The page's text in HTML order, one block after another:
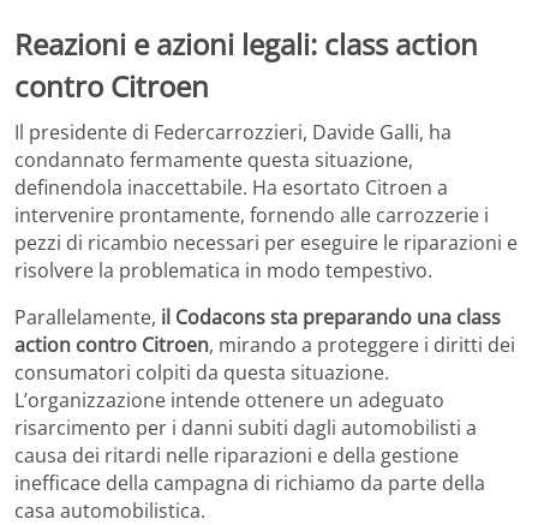
Reazioni e azioni legali: class action
contro Citroen
Il presidente di Federcarrozzieri, Davide Galli, ha
condannato fermamente questa situazione,
definendola inaccettabile. Ha esortato Citroen a
intervenire prontamente, fornendo alle carrozzerie i
pezzi di ricambio necessari per eseguire le riparazioni e
risolvere la problematica in modo tempestivo.
Parallelamente, il Codacons sta preparando una class
action contro Citroen, mirando a proteggere i diritti dei
consumatori colpiti da questa situazione.
L’organizzazione intende ottenere un adeguato
risarcimento per i danni subiti dagli automobilisti a
causa dei ritardi nelle riparazioni e della gestione
inefficace della campagna di richiamo da parte della
casa automobilistica.